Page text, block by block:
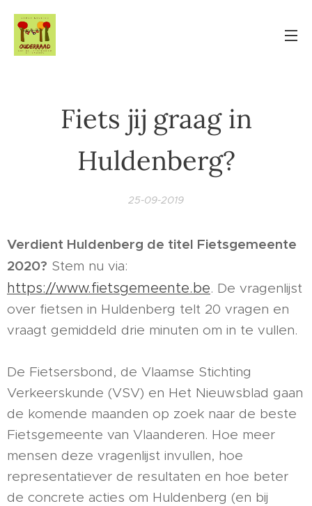
Fiets jij graag in
Huldenberg?
25-09-2019
Verdient Huldenberg de titel Fietsgemeente
2020? Stem nu via:
https://www.fietsgemeente.be. De vragenlijst
over fietsen in Huldenberg telt 20 vragen en
vraagt gemiddeld drie minuten om in te vullen.
De Fietsersbond, de Vlaamse Stichting
Verkeerskunde (VSV) en Het Nieuwsblad gaan
de komende maanden op zoek naar de beste
Fietsgemeente van Vlaanderen. Hoe meer
mensen deze vragenlijst invullen, hoe
representatiever de resultaten en hoe beter
de concrete acties om Huldenberg (en bij